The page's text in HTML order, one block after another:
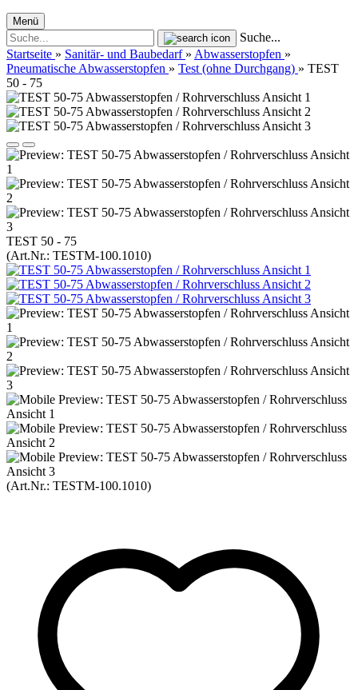
Menü
Suche...
Startseite » Sanitär- und Baubedarf » Abwasserstopfen »
Pneumatische Abwasserstopfen » Test (ohne Durchgang) » TEST
50 - 75
TEST 50 - 75
(Art.Nr.: TESTM-100.1010)
(Art.Nr.: TESTM-100.1010)